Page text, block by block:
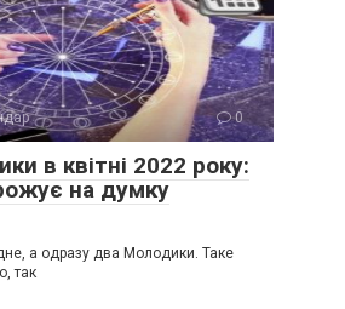
0
в квітні 2022 року:
на думку
а одразу два Молодики. Таке
так